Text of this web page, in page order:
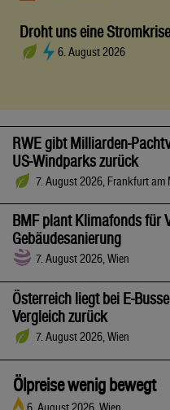
Droht uns eine
6. August 2026
RWE gibt Milliarden-
US-Windparks zurück
7. August 2026, Frankfurt am
BMF plant Klimafonds für
Gebäudesanierung
7. August 2026, Wien
Österreich liegt bei E-
Vergleich zurück
7. August 2026, Wien
Ölpreise wenig bewegt